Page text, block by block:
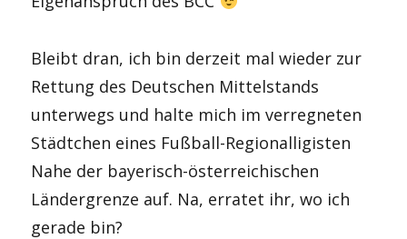
Bleibt dran, ich bin derzeit mal wieder zur
Rettung des Deutschen Mittelstands
unterwegs und halte mich im verregneten
Städtchen eines Fußball-Regionalligisten
Nahe der bayerisch-österreichischen
Ländergrenze auf. Na, erratet ihr, wo ich
gerade bin?